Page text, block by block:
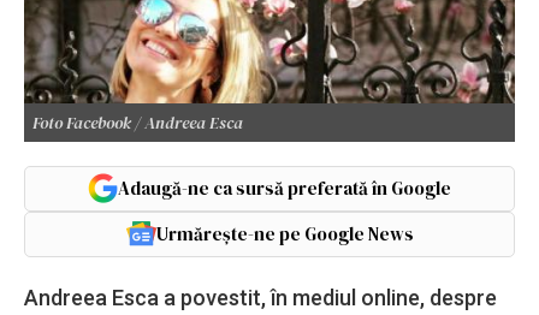
Foto Facebook / Andreea Esca
Adaugă-ne ca sursă preferată în Google
Urmărește-ne pe Google News
Andreea Esca a povestit, în mediul online, despre